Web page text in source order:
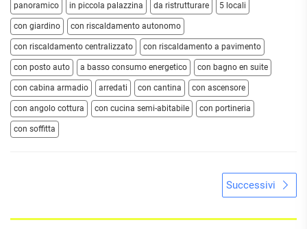
panoramico in piccola palazzina da ristrutturare 5 locali
con giardino con riscaldamento autonomo
con riscaldamento centralizzato con riscaldamento a pavimento
con posto auto a basso consumo energetico con bagno en suite
con cabina armadio arredati con cantina con ascensore
con angolo cottura con cucina semi-abitabile con portineria
con soffitta
Successivi